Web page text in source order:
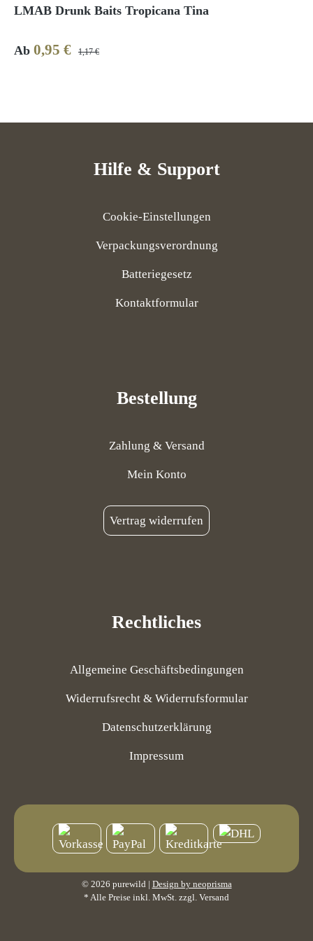
LMAB Drunk Baits Tropicana Tina
Verkaufspreis:
Ab 0,95 € Regulärer Preis:
1,17 €
Hilfe & Support
Cookie-Einstellungen
Verpackungsverordnung
Batteriegesetz
Kontaktformular
Bestellung
Zahlung & Versand
Mein Konto
Vertrag widerrufen
Rechtliches
Allgemeine Geschäftsbedingungen
Widerrufsrecht & Widerrufsformular
Datenschutzerklärung
Impressum
© 2026 purewild | Design by neoprisma
* Alle Preise inkl. MwSt. zzgl. Versand